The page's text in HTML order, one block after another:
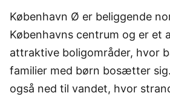
København Ø er beliggende
Københavns centrum og er et
attraktive boligområder, hvor
familier med børn bosætter
også ned til vandet, hvor